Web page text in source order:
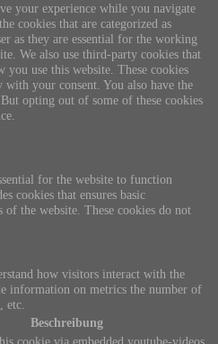
your experience while you navigate
cookies that are categorized as
as they are essential for the working
We also use third-party cookies that
you use this website. These cookies
your consent. You also have the
opting out of some of these cookies
for the website to function
cookies that ensures basic
the website. These cookies do not
how visitors interact with the
information on metrics the number of
etc.
Beschreibung